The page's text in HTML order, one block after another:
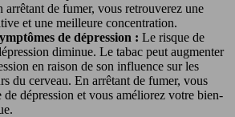
arrêtant de fumer, vous retrouverez une
et une meilleure concentration.
de dépression : Le risque de
diminue. Le tabac peut augmenter
en raison de son influence sur les
du cerveau. En arrêtant de fumer, vous
de dépression et vous améliorez votre bien-